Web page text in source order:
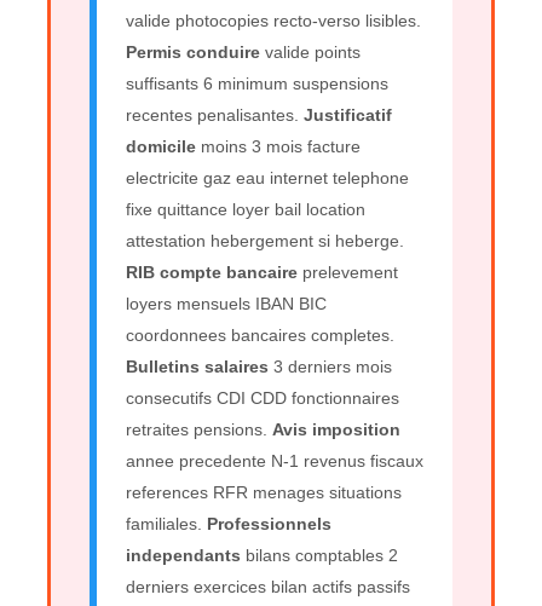
valide photocopies recto-verso lisibles.
Permis conduire valide points
suffisants 6 minimum suspensions
recentes penalisantes. Justificatif
domicile moins 3 mois facture
electricite gaz eau internet telephone
fixe quittance loyer bail location
attestation hebergement si heberge.
RIB compte bancaire prelevement
loyers mensuels IBAN BIC
coordonnees bancaires completes.
Bulletins salaires 3 derniers mois
consecutifs CDI CDD fonctionnaires
retraites pensions. Avis imposition
annee precedente N-1 revenus fiscaux
references RFR menages situations
familiales. Professionnels
independants bilans comptables 2
derniers exercices bilan actifs passifs